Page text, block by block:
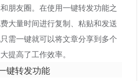
朋友圈。在使用一键转发功能之
大量时间进行复制、粘贴和发送
需一键就可以将文章分享到多个
提高了工作效率。
键转发功能